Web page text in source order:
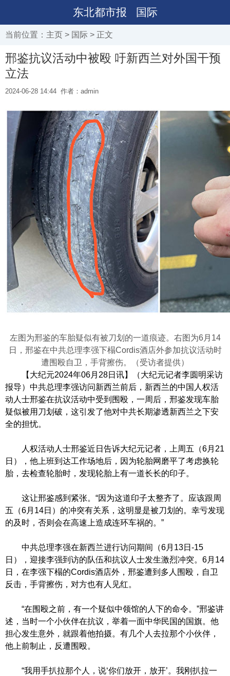
东北都市报 国际
当前位置： 主页 > 国际 > 正文
邢鉴抗议活动中被殴 吁新西兰对外国干预
立法
2024-06-28 14:44 作者：admin
左图为邢鉴的车胎疑似有被刀划的一道痕迹。右图为6月14
日，邢鉴在中共总理李强下榻Cordis酒店外参加抗议活动时
遭围殴自卫，手背擦伤。（受访者提供）
【大纪元2024年06月28日讯】（大纪元记者李圆明采访
报导）中共总理李强访问新西兰前后，新西兰的中国人权活
动人士邢鉴在抗议活动中受到围殴，一周后，邢鉴发现车胎
疑似被用刀划破，这引发了他对中共长期渗透新西兰之下安
全的担忧。
人权活动人士邢鉴近日告诉大纪元记者，上周五（6月21
日），他上班到达工作场地后，因为轮胎网磨平了考虑换轮
胎，去检查轮胎时，发现轮胎上有一道长长的印子。
这让邢鉴感到紧张。“因为这道印子太整齐了。应该跟周
五（6月14日）的冲突有关系，这明显是被刀划的。幸亏发现
的及时，否则会在高速上造成连环车祸的。”
中共总理李强在新西兰进行访问期间（6月13日-15
日），迎接李强到访的队伍和抗议人士发生激烈冲突。6月14
日，在李强下榻的Cordis酒店外，邢鉴遭到多人围殴，自卫
反击，手背擦伤，对方也有人见红。
“在围殴之前，有一个疑似中领馆的人下的命令。”邢鉴讲
述，当时一个小伙伴在抗议，举着一面中华民国的国旗。他
担心发生意外，就跟着他拍摄。有几个人去拉那个小伙伴，
他上前制止，反遭围殴。
“我用手扒拉那个人，说‘你们放开，放开’。我刚扒拉一